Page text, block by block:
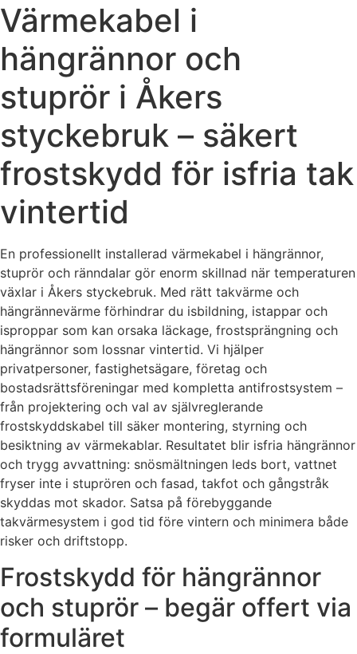
Värmekabel i
hängrännor och
stuprör i Åkers
styckebruk – säkert
frostskydd för isfria tak
vintertid
En professionellt installerad värmekabel i hängrännor,
stuprör och ränndalar gör enorm skillnad när temperaturen
växlar i Åkers styckebruk. Med rätt takvärme och
hängrännevärme förhindrar du isbildning, istappar och
isproppar som kan orsaka läckage, frostsprängning och
hängrännor som lossnar vintertid. Vi hjälper
privatpersoner, fastighetsägare, företag och
bostadsrättsföreningar med kompletta antifrostsystem –
från projektering och val av självreglerande
frostskyddskabel till säker montering, styrning och
besiktning av värmekablar. Resultatet blir isfria hängrännor
och trygg avvattning: snösmältningen leds bort, vattnet
fryser inte i stuprören och fasad, takfot och gångstråk
skyddas mot skador. Satsa på förebyggande
takvärmesystem i god tid före vintern och minimera både
risker och driftstopp.
Frostskydd för hängrännor
och stuprör – begär offert via
formuläret